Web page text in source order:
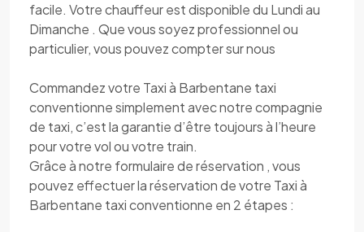
facile. Votre chauffeur est disponible du Lundi au
Dimanche . Que vous soyez professionnel ou
particulier, vous pouvez compter sur nous
Commandez votre Taxi à Barbentane taxi
conventionne simplement avec notre compagnie
de taxi, c’est la garantie d’être toujours à l’heure
pour votre vol ou votre train.
Grâce à notre formulaire de réservation , vous
pouvez effectuer la réservation de votre Taxi à
Barbentane taxi conventionne en 2 étapes :